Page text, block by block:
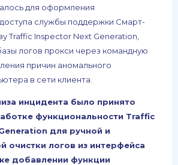
для оформления
службы поддержки Смарт-
Traffic Inspector Next Generation,
логов прокси через командную
причин аномального
в сети клиента.
инцидента было принято
функциональности Traffic
для ручной и
очистки логов из интерфейса
добавлении функции